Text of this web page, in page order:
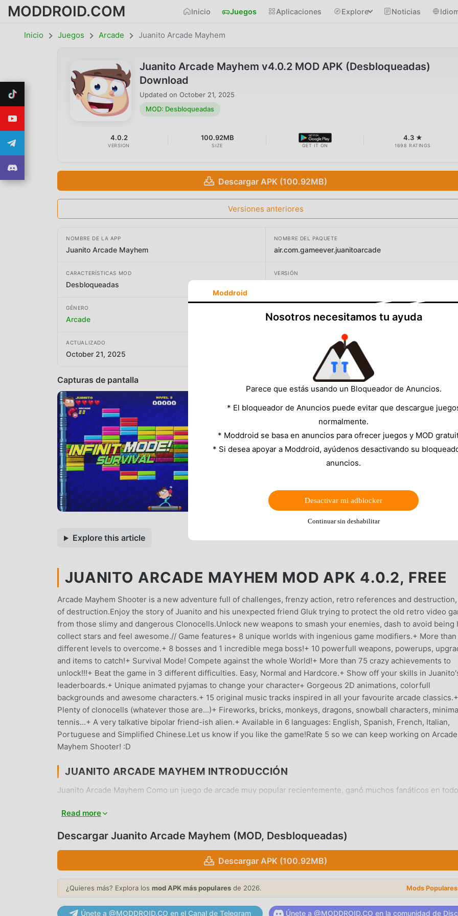
MODDROID.COM Inicio Juegos Aplicaciones Explore Noticias
Inicio Juegos Arcade Juanito Arcade Mayhem
Juanito Arcade Mayhem v4.0.2 MOD APK (Desbloqueadas)
Download
Updated on October 21, 2025
MOD: Desbloqueadas
4.0.2
VERSION
100.92MB
SIZE GET IT ON
4.3 ★
1698 RATINGS
Descargar APK (100.92MB)
Versiones anteriores
NOMBRE DE LA APP
Juanito Arcade Mayhem
NOMBRE DEL PAQUETE
air.com.gameever.juanitoarcade
CARACTERÍSTICAS MOD
Desbloqueadas
VERSIÓN
GÉNERO
Arcade Game Ever Studio
ACTUALIZADO
October 21, 2025
Capturas de pantalla
Explore this article
JUANITO ARCADE MAYHEM MOD APK 4.0.2, FREE
Arcade Mayhem Shooter is a new adventure full of challenges, frenzy action, retro references and
of destruction.Enjoy the story of Juanito and his unexpected friend Gluk trying to protect the old retro video
from those slimy and dangerous Clonocells.Unlock new weapons to smash your enemies, dash to avoid being
collect stars and feel awesome.// Game features+ 8 unique worlds with ingenious game modifiers.+ More
different levels to overcome.+ 8 bosses and 1 incredible mega boss!+ 10 powerfull weapons, powerups,
and items to catch!+ Survival Mode! Compete against the whole World!+ More than 75 crazy achievements to
unlock!!!+ Beat the game in 3 different difficulties. Easy, Normal and Hardcore.+ Show off your skills in
leaderboards.+ Unique animated pyjamas to change your character+ Gorgeous 2D animations, colorfull
backgrounds and awesome characters.+ 15 original music tracks inspired in all your favourite arcade classics.+
Plenty of clonocells (whatever those are...)+ Fireworks, bricks, monkeys, dragons, snowball characters,
tennis...+ A very talkative bipolar friend-ish alien.+ Available in 6 languages: English, Spanish, French, Italian,
Portuguese and Simplified Chinese.Let us know if you like the game!Rate 5 so we can keep working on Arcade
Mayhem Shooter! :D
JUANITO ARCADE MAYHEM INTRODUCCIÓN
Juanito Arcade Mayhem Como un juego de arcade muy popular recientemente, ganó muchos fanáticos en
gratuitos mod apk más grande del mundo, moddroid es su mejor opción. moddroid no solo te brinda la última
la tarea mecánica repetitiva en el juego, así que puedes concentrarte en disfrutar la alegría que trae el juego en
moddroid promete que cualquier mod de Juanito Arcade Mayhem no cobrará a los jugadores ninguna tarifa, y
100% seguro, disponible y de instalación gratuita. Simplemente descargue el cliente moddroid, puede
JUGABILIDAD ÚNICA
Read more
Descargar Juanito Arcade Mayhem (MOD, Desbloqueadas)
Descargar APK (100.92MB)
¿Quieres más? Explora los mod APK más populares de 2026. Mods
Únete a @MODDROID.CO en el Canal de Telegram Únete a @MODDROID.CO en la comunidad de
Moddroid
Nosotros necesitamos tu ayuda
Parece que estás usando un Bloqueador de Anuncios.
* El bloqueador de Anuncios puede evitar que descargue
normalmente.
* Moddroid se basa en anuncios para ofrecer juegos y MOD
* Si desea apoyar a Moddroid, ayúdenos desactivando su
anuncios.
Desactivar mi adblocker
Continuar sin deshabilitar